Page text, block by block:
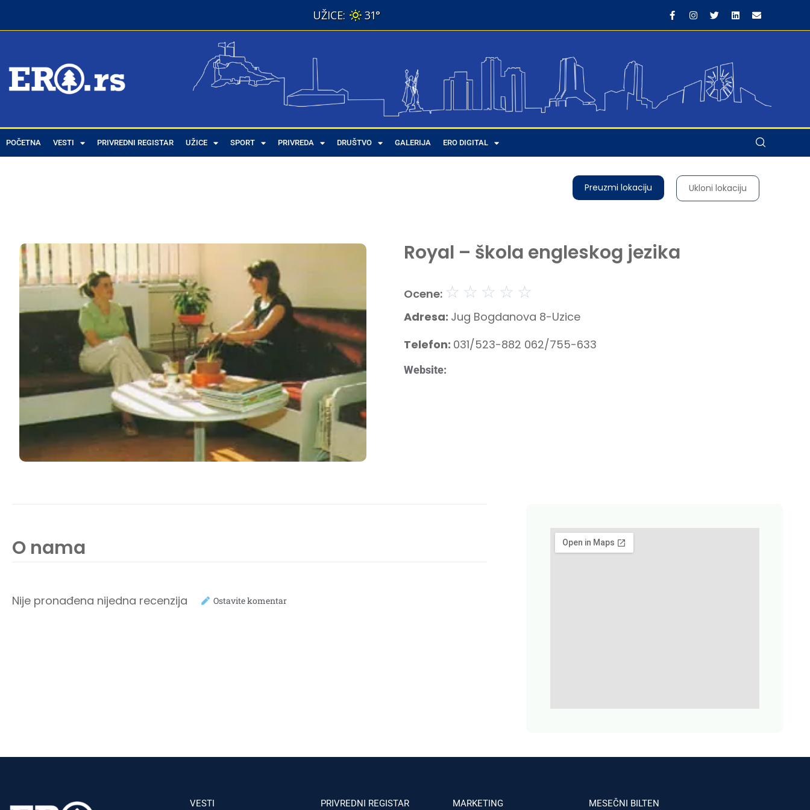
31°
POČETNA VESTI PRIVREDNI REGISTAR UŽICE SPORT PRIVREDA DRUŠTVO GALERIJA ERO DIGITAL
Preuzmi lokaciju Ukloni lokaciju
Royal – škola engleskog jezika
Ocene: ☆ ☆ ☆ ☆ ☆
Adresa: Jug Bogdanova 8-Uzice
Telefon: 031/523-882 062/755-633
Website:
O nama
Nije pronađena nijedna recenzija Ostavite komentar
VESTI PRIVREDNI REGISTAR MARKETING MESEČNI BILTEN